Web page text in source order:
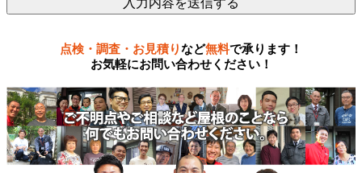
点検・調査・お見積りなど無料で承ります！
お気軽にお問い合わせください！